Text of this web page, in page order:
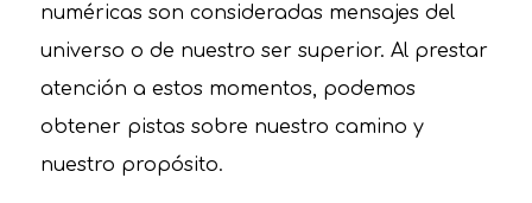
numéricas son consideradas mensajes del
universo o de nuestro ser superior. Al prestar
atención a estos momentos, podemos
obtener pistas sobre nuestro camino y
nuestro propósito.